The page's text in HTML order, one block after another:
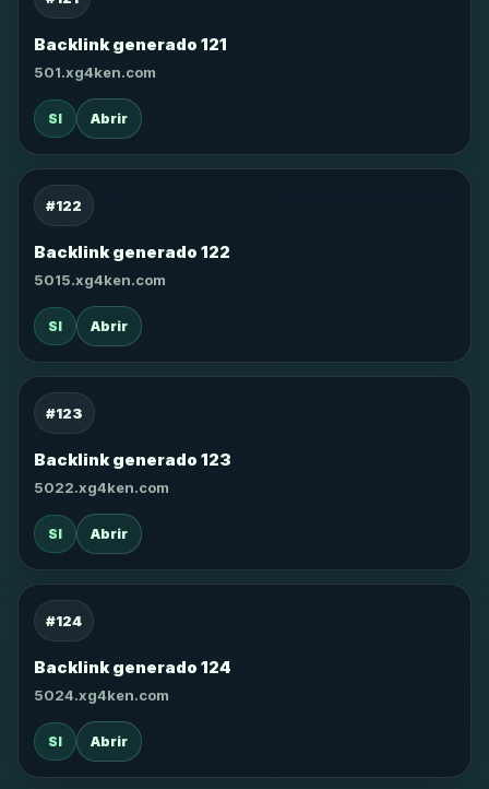
Backlink generado 121
501.xg4ken.com
SI Abrir
#122
Backlink generado 122
5015.xg4ken.com
SI Abrir
#123
Backlink generado 123
5022.xg4ken.com
SI Abrir
#124
Backlink generado 124
5024.xg4ken.com
SI Abrir